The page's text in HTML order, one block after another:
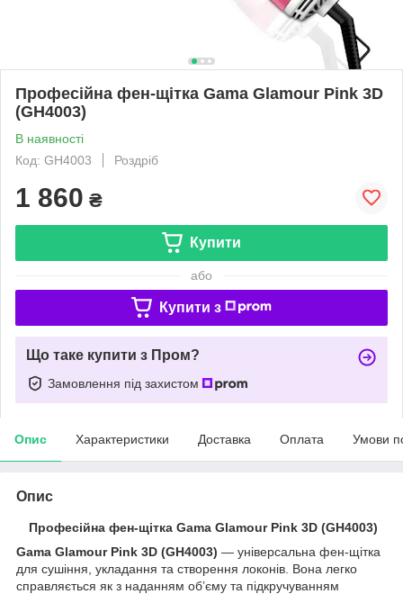
Професійна фен-щітка Gama Glamour Pink 3D
(GH4003)
В наявності
Код: GH4003
Роздріб
1 860 ₴
Купити
або
Купити з
Що таке купити з Пром?
Замовлення під захистом
Опис Характеристики Доставка Оплата Умови
Опис
Професійна фен-щітка Gama Glamour Pink 3D (GH4003)
Gama Glamour Pink 3D (GH4003) — універсальна фен-щітка
для сушіння, укладання та створення локонів. Вона легко
справляється як з наданням об’єму та підкручуванням